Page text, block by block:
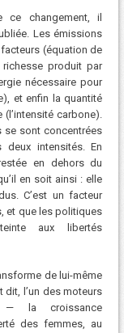
ce changement, il
Les émissions
(équation de
produit par
nécessaire pour
et enfin la quantité
carbone).
se sont concentrées
intensités. En
en dehors du
en soit ainsi : elle
C’est un facteur
et que les politiques
aux libertés
de lui-même
l’un des moteurs
— la croissance
des femmes, au